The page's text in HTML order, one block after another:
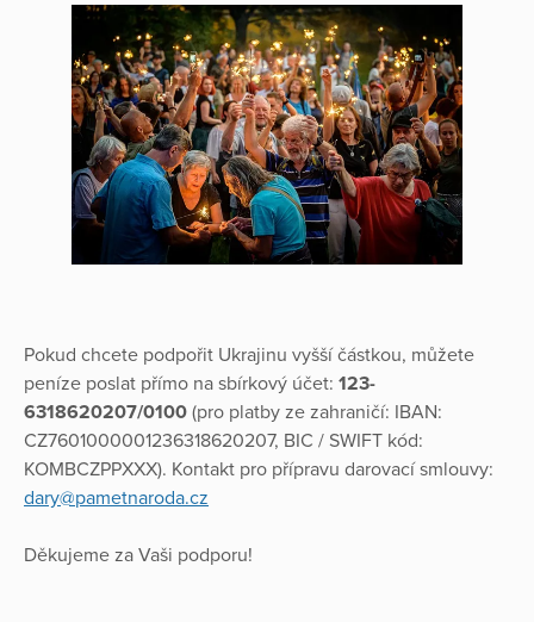
Pokud chcete podpořit Ukrajinu vyšší částkou, můžete
peníze poslat přímo na sbírkový účet: 123-
6318620207/0100 (pro platby ze zahraničí: IBAN:
CZ7601000001236318620207, BIC / SWIFT kód:
KOMBCZPPXXX). Kontakt pro přípravu darovací smlouvy:
dary@pametnaroda.cz
Děkujeme za Vaši podporu!